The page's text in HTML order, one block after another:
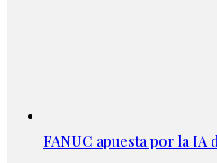
FANUC apuesta por la IA